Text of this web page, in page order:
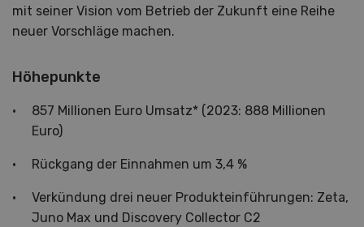
mit seiner Vision vom Betrieb der Zukunft eine Reihe
neuer Vorschläge machen.
Höhepunkte
857 Millionen Euro Umsatz* (2023: 888 Millionen
Euro)
Rückgang der Einnahmen um 3,4 %
Verkündung drei neuer Produkteinführungen: Zeta,
Juno Max und Discovery Collector C2